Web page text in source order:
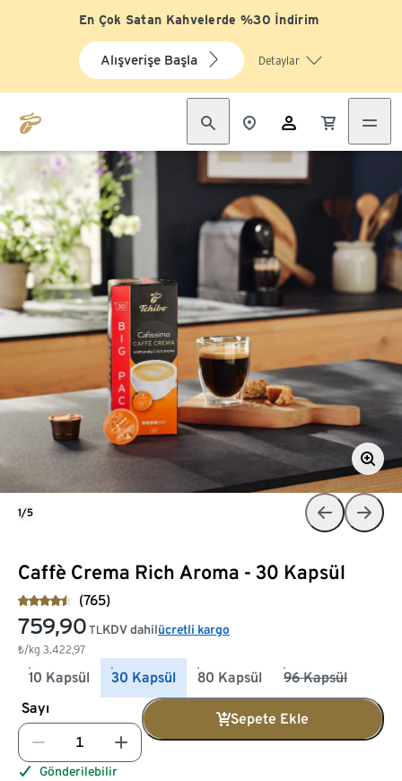
En Çok Satan Kahvelerde %30 İndirim
Alışverişe Başla Detaylar
Caffè Crema Rich Aroma - 30 Kapsül
(765)
759,90 TL
₺/kg 3.422,97
KDV dahilücretli kargo
10 Kapsül 30 Kapsül 80 Kapsül
96 Kapsül
Sayı
Sepete Ekle
Gönderilebilir
1/5